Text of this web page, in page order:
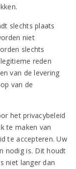
slechts plaats
niet
slechts
reden
van de levering
van de
het privacybeleid
te maken van
te accepteren. Uw
nodig is. Dit houdt
niet langer dan